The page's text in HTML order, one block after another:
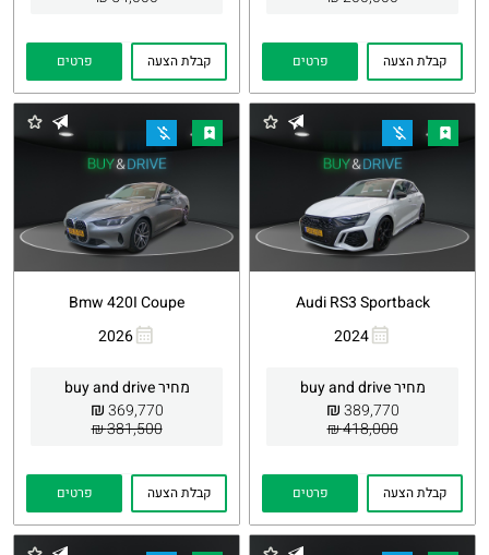
קבלת הצעה פרטים קבלת הצעה פרטים
Audi RS3 Sportback
2024
מחיר buy and drive
389,770
₪
418,000 ₪
Whatsapp
קבלת הצעה פרטים
Bmw 420I Coupe
2026
מחיר buy and drive
369,770
₪
381,500 ₪
Whatsapp
קבלת הצעה פרטים